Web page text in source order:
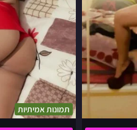
תמונות אמיתיות